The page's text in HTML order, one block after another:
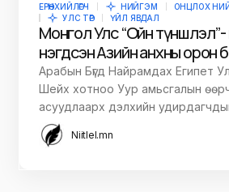
ЕРӨНХИЙЛӨГЧ НИЙГЭМ
ОНЦЛОХ
УЛС ТӨР
ҮЙЛ ЯВДАЛ
Монгол Улс “Ойн түншлэл”-
нэгдсэн Азийн анхны орон
Арабын Бүгд Найрамдах Египет
Шейх хотноо Уур амьсгалын
асуудлаарх дэлхийн
Niitlel.mn